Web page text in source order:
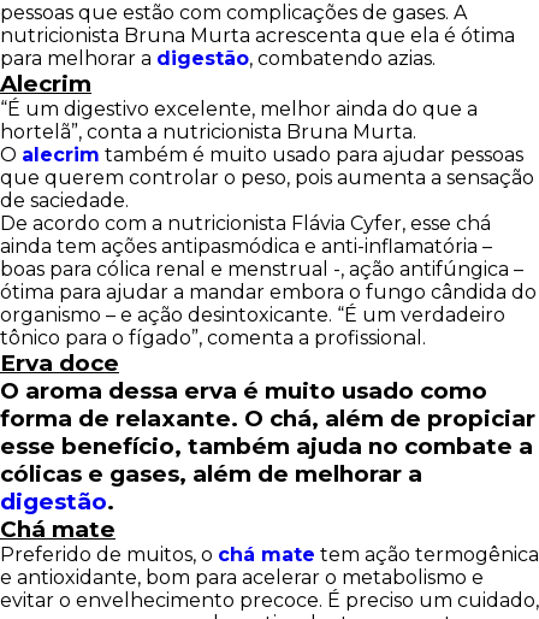
pessoas que estão com complicações de gases. A
nutricionista Bruna Murta acrescenta que ela é ótima
para melhorar a digestão, combatendo azias.
Alecrim
“É um digestivo excelente, melhor ainda do que a
hortelã”, conta a nutricionista Bruna Murta.
O alecrim também é muito usado para ajudar pessoas
que querem controlar o peso, pois aumenta a sensação
de saciedade.
De acordo com a nutricionista Flávia Cyfer, esse chá
ainda tem ações antipasmódica e anti-inflamatória –
boas para cólica renal e menstrual -, ação antifúngica –
ótima para ajudar a mandar embora o fungo cândida do
organismo – e ação desintoxicante. “É um verdadeiro
tônico para o fígado”, comenta a profissional.
Erva doce
O aroma dessa erva é muito usado como
forma de relaxante. O chá, além de propiciar
esse benefício, também ajuda no combate a
cólicas e gases, além de melhorar a
digestão.
Chá mate
Preferido de muitos, o chá mate tem ação termogênica
e antioxidante, bom para acelerar o metabolismo e
evitar o envelhecimento precoce. É preciso um cuidado,